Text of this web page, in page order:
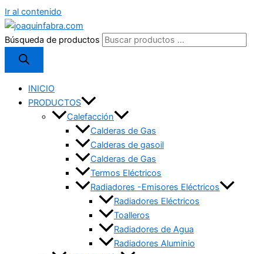
Ir al contenido
Búsqueda de productos
INICIO
PRODUCTOS
Calefacción
Calderas de Gas
Calderas de gasoil
Calderas de Gas
Termos Eléctricos
Radiadores -Emisores Eléctricos
Radiadores Eléctricos
Toalleros
Radiadores de Agua
Radiadores Aluminio